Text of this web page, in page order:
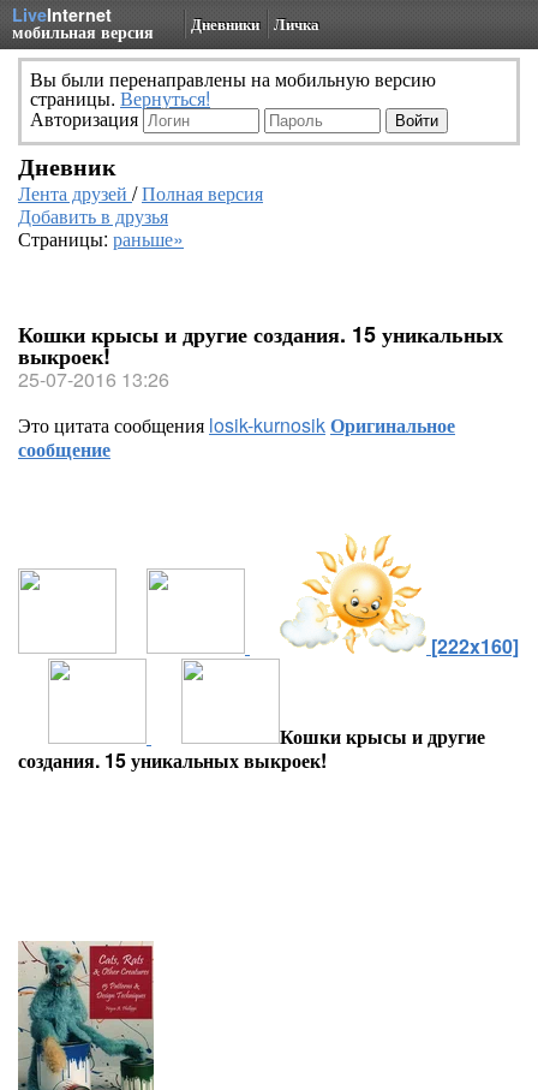
LiveInternet
мобильная версия Дневники Личка
Вы были перенаправлены на мобильную версию
страницы. Вернуться!
Авторизация
Дневник
Лента друзей /Полная версия
Добавить в друзья
Страницы: раньше»
Кошки крысы и другие создания. 15 уникальных
выкроек!
25-07-2016 13:26
Это цитата сообщения losik-kurnosikОригинальное
сообщение
[222x160]
Кошки крысы и другие
создания. 15 уникальных выкроек!